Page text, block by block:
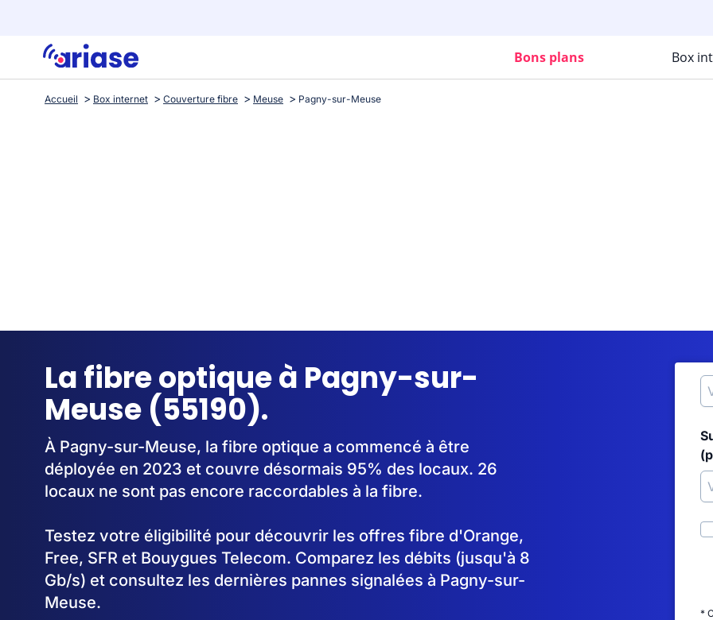
Bons plans Box
Accueil Box internet Couverture fibre Meuse Pagny-sur-Meuse
La fibre optique à Pagny-sur-
Meuse (55190).
À Pagny-sur-Meuse, la fibre optique a commencé à être
déployée en 2023 et couvre désormais 95% des locaux. 26
locaux ne sont pas encore raccordables à la fibre.
Testez votre éligibilité pour découvrir les offres fibre d'Orange,
Free, SFR et Bouygues Telecom. Comparez les débits (jusqu'à 8
Gb/s) et consultez les dernières pannes signalées à Pagny-sur-
Meuse.
*